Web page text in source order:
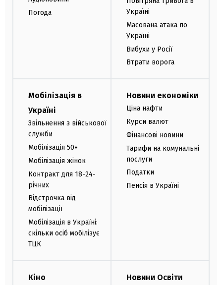
Погода
Україні
Масована атака по
Україні
Вибухи у Росії
Втрати ворога
Мобілізація в
Україні
Звільнення з військової
служби
Мобілізація 50+
Мобілізація жінок
Контракт для 18-24-
річних
Відстрочка від
мобілізації
Мобілізація в Україні:
скільки осіб мобілізує
ТЦК
Новини економіки
Ціна нафти
Курси валют
Фінансові новини
Тарифи на комунальні
послуги
Податки
Пенсія в Україні
Кіно Новини Освіти